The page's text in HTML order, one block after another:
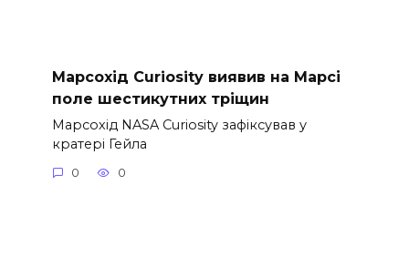
Марсохід Curiosity виявив на Марсі
поле шестикутних тріщин
Марсохід NASA Curiosity зафіксував у
кратері Гейла
0 0